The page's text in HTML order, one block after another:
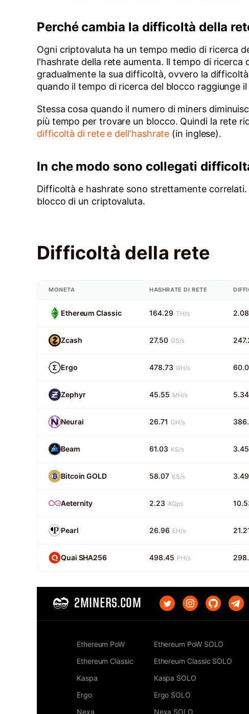
Perché cambia la difficoltà della
Ogni criptovaluta ha un tempo medio di ricerca
l'hashrate della rete aumenta. Il tempo di
gradualmente la sua difficoltà, ovvero la
quando il tempo di ricerca del blocco raggiunge
Stessa cosa quando il numero di miners
più tempo per trovare un blocco. Quindi la rete
difficoltà di rete e dell'hashrate (in inglese).
In che modo sono collegati
Difficoltà e hashrate sono strettamente
blocco di un criptovaluta.
Difficoltà della rete
MONETA HASHRATE DI RETE
Ethereum Classic 164.29 TH/s 2.08
Zcash 27.50 GS/s
Ergo 478.73 GH/s
Zephyr 45.55 MH/s 5.34
Neurai 26.71 GH/s
Beam 61.03 KS/s 3.45
Bitcoin GOLD 58.07 KS/s 3.49
Aeternity 2.23 KGps
Pearl 26.96 EH/s
Quai SHA256 498.45 PH/s
2MINERS.COM
Ethereum PoW
Ethereum Classic
Kaspa
Ergo
Nexa
Ethereum PoW SOLO
Ethereum Classic SOLO
Kaspa SOLO
Ergo SOLO
Nexa SOLO